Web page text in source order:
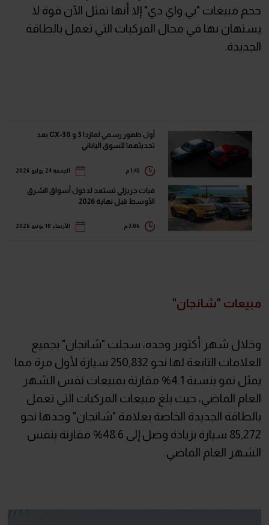
حجم مبيعات "بي واي دي" إلا أنها تمثل الآن قوة لا
يستهان بها في مجال المركبات التي تعمل بالطاقة
الجديدة.
أول ظهور رسمي لمازدا 3 و CX-30 بعد
تحديثهما للسوق الياباني
الجمعة 24 يوليو 2026
فيات جريزلي تستعد لدخول أسواق الشرق
الأوسط قبل نهاية 2026
الأربعاء 10 يونيو 2026
مبيعات "شانجان"
وخلال شهر أكتوبر وحده، سجلت "شانجان" بجميع
العلامات التابعة لها نحو 250,832 سيارة لأول مرة مما
يمثل نمو بنسبة 4.1% مقارنة بمبيعات نفس الشهر
العام الماضي، حيث بلغ مبيعات المركبات التي تعمل
بالطاقة الجديدة الخاصة بعلامة "شانجان" وحدها نحو
85,272 سيارة بزيادة وصل إلى 48.6% مقارنة بنفس
الشهر العام الماضي.